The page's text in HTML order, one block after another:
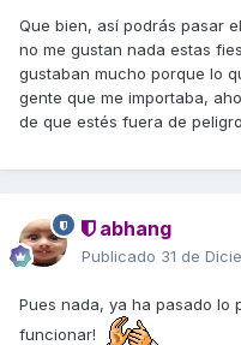
Que bien, así podrás pasar
no me gustan nada estas
gustaban mucho porque lo
gente que me importaba,
de que estés fuera de
abhang
Publicado 31 de
Pues nada, ya ha pasado lo
funcionar!